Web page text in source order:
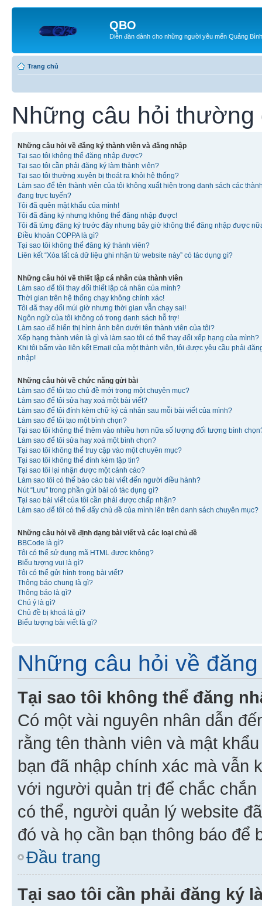
QBO
Diễn đàn dành cho những người yêu mến Quảng Bình
Trang chủ
Những câu hỏi thường
Những câu hỏi về đăng ký thành viên và đăng nhập
Tại sao tôi không thể đăng nhập được?
Tại sao tôi cần phải đăng ký làm thành viên?
Tại sao tôi thường xuyên bị thoát ra khỏi hệ thống?
Làm sao để tên thành viên của tôi không xuất hiện trong danh sách các
đang trực tuyến?
Tôi đã quên mật khẩu của mình!
Tôi đã đăng ký nhưng không thể đăng nhập được!
Tôi đã từng đăng ký trước đây nhưng bây giờ không thể đăng nhập được
Điều khoản COPPA là gì?
Tại sao tôi không thể đăng ký thành viên?
Liên kết “Xóa tất cả dữ liệu ghi nhận từ website này” có tác dụng gì?
Những câu hỏi về thiết lập cá nhân của thành viên
Làm sao để tôi thay đổi thiết lập cá nhân của mình?
Thời gian trên hệ thống chạy không chính xác!
Tôi đã thay đổi múi giờ nhưng thời gian vẫn chạy sai!
Ngôn ngữ của tôi không có trong danh sách hỗ trợ!
Làm sao để hiển thị hình ảnh bên dưới tên thành viên của tôi?
Xếp hạng thành viên là gì và làm sao tôi có thể thay đổi xếp hạng của mình?
Khi tôi bấm vào liên kết Email của một thành viên, tôi được yêu cầu phải
nhập!
Những câu hỏi về chức năng gửi bài
Làm sao để tôi tạo chủ đề mới trong một chuyên mục?
Làm sao để tôi sửa hay xoá một bài viết?
Làm sao để tôi đính kèm chữ ký cá nhân sau mỗi bài viết của mình?
Làm sao để tôi tạo một bình chọn?
Tại sao tôi không thể thêm vào nhiều hơn nữa số lượng đối tượng bình
Làm sao để tôi sửa hay xoá một bình chọn?
Tại sao tôi không thể truy cập vào một chuyên mục?
Tại sao tôi không thể đính kèm tập tin?
Tại sao tôi lại nhận được một cảnh cáo?
Làm sao tôi có thể báo cáo bài viết đến người điều hành?
Nút “Lưu” trong phần gửi bài có tác dụng gì?
Tại sao bài viết của tôi cần phải được chấp nhận?
Làm sao để tôi có thể đẩy chủ đề của mình lên trên danh sách chuyên mục?
Những câu hỏi về định dạng bài viết và các loại chủ đề
BBCode là gì?
Tôi có thể sử dụng mã HTML được không?
Biểu tượng vui là gì?
Tôi có thể gửi hình trong bài viết?
Thông báo chung là gì?
Thông báo là gì?
Chú ý là gì?
Chủ đề bị khoá là gì?
Biểu tượng bài viết là gì?
Những câu hỏi về
Tại sao tôi không thể đăng
Có một vài nguyên nhân dẫn
rằng tên thành viên và mật
bạn đã nhập chính xác mà vẫn
với người quản trị để chắc
có thể, người quản lý website
đó và họ cần bạn thông báo để
Đầu trang
Tại sao tôi cần phải đăng ký